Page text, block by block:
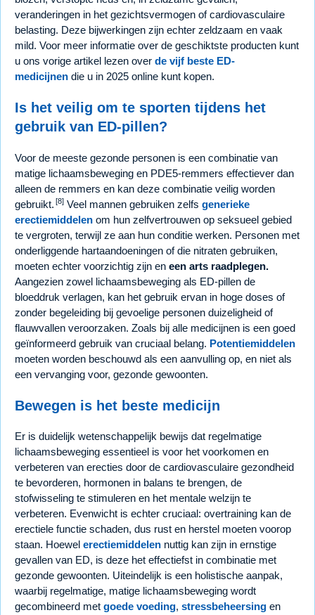
veranderingen in het gezichtsvermogen of cardiovasculaire
belasting. Deze bijwerkingen zijn echter zeldzaam en vaak
mild. Voor meer informatie over de geschiktste producten kunt
u ons vorige artikel lezen over de vijf beste ED-
medicijnen die u in 2025 online kunt kopen.
Is het veilig om te sporten tijdens het
gebruik van ED-pillen?
Voor de meeste gezonde personen is een combinatie van
matige lichaamsbeweging en PDE5-remmers effectiever dan
alleen de remmers en kan deze combinatie veilig worden
gebruikt. [8] Veel mannen gebruiken zelfs generieke
erectiemiddelen om hun zelfvertrouwen op seksueel gebied
te vergroten, terwijl ze aan hun conditie werken. Personen met
onderliggende hartaandoeningen of die nitraten gebruiken,
moeten echter voorzichtig zijn en een arts raadplegen.
Aangezien zowel lichaamsbeweging als ED-pillen de
bloeddruk verlagen, kan het gebruik ervan in hoge doses of
zonder begeleiding bij gevoelige personen duizeligheid of
flauwvallen veroorzaken. Zoals bij alle medicijnen is een goed
geïnformeerd gebruik van cruciaal belang. Potentiemiddelen
moeten worden beschouwd als een aanvulling op, en niet als
een vervanging voor, gezonde gewoonten.
Bewegen is het beste medicijn
Er is duidelijk wetenschappelijk bewijs dat regelmatige
lichaamsbeweging essentieel is voor het voorkomen en
verbeteren van erecties door de cardiovasculaire gezondheid
te bevorderen, hormonen in balans te brengen, de
stofwisseling te stimuleren en het mentale welzijn te
verbeteren. Evenwicht is echter cruciaal: overtraining kan de
erectiele functie schaden, dus rust en herstel moeten voorop
staan. Hoewel erectiemiddelen nuttig kan zijn in ernstige
gevallen van ED, is deze het effectiefst in combinatie met
gezonde gewoonten. Uiteindelijk is een holistische aanpak,
waarbij regelmatige, matige lichaamsbeweging wordt
gecombineerd met goede voeding, stressbeheersing en